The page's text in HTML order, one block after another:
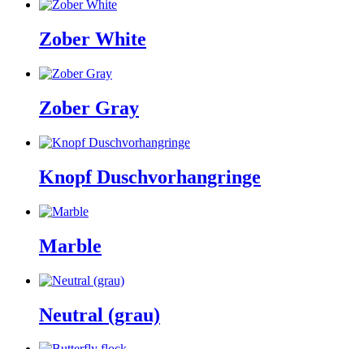
Zober White
Zober Gray
Knopf Duschvorhangringe
Marble
Neutral (grau)